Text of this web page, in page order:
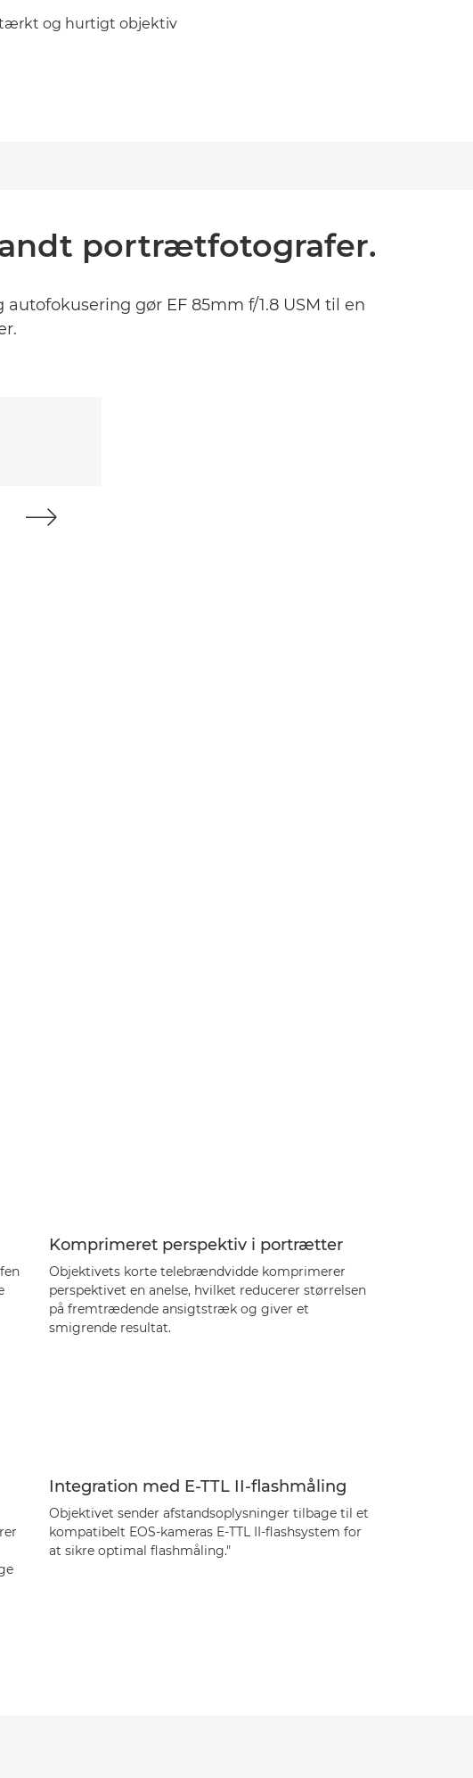
og hurtigt objektiv
portrætfotografer.
gør EF 85mm f/1.8 USM til en
Komprimeret perspektiv i portrætter
Objektivets korte telebrændvidde komprimerer
perspektivet en anelse, hvilket reducerer størrelsen
på fremtrædende ansigtstræk og giver et
smigrende resultat.
Integration med E-TTL II-flashmåling
Objektivet sender afstandsoplysninger tilbage til et
kompatibelt EOS-kameras E-TTL II-flashsystem for
at sikre optimal flashmåling."